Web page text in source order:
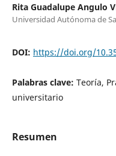
Rita Guadalupe Angulo
Universidad Autónoma de
DOI: https://doi.org/
Palabras clave: Teoría,
universitario
Resumen